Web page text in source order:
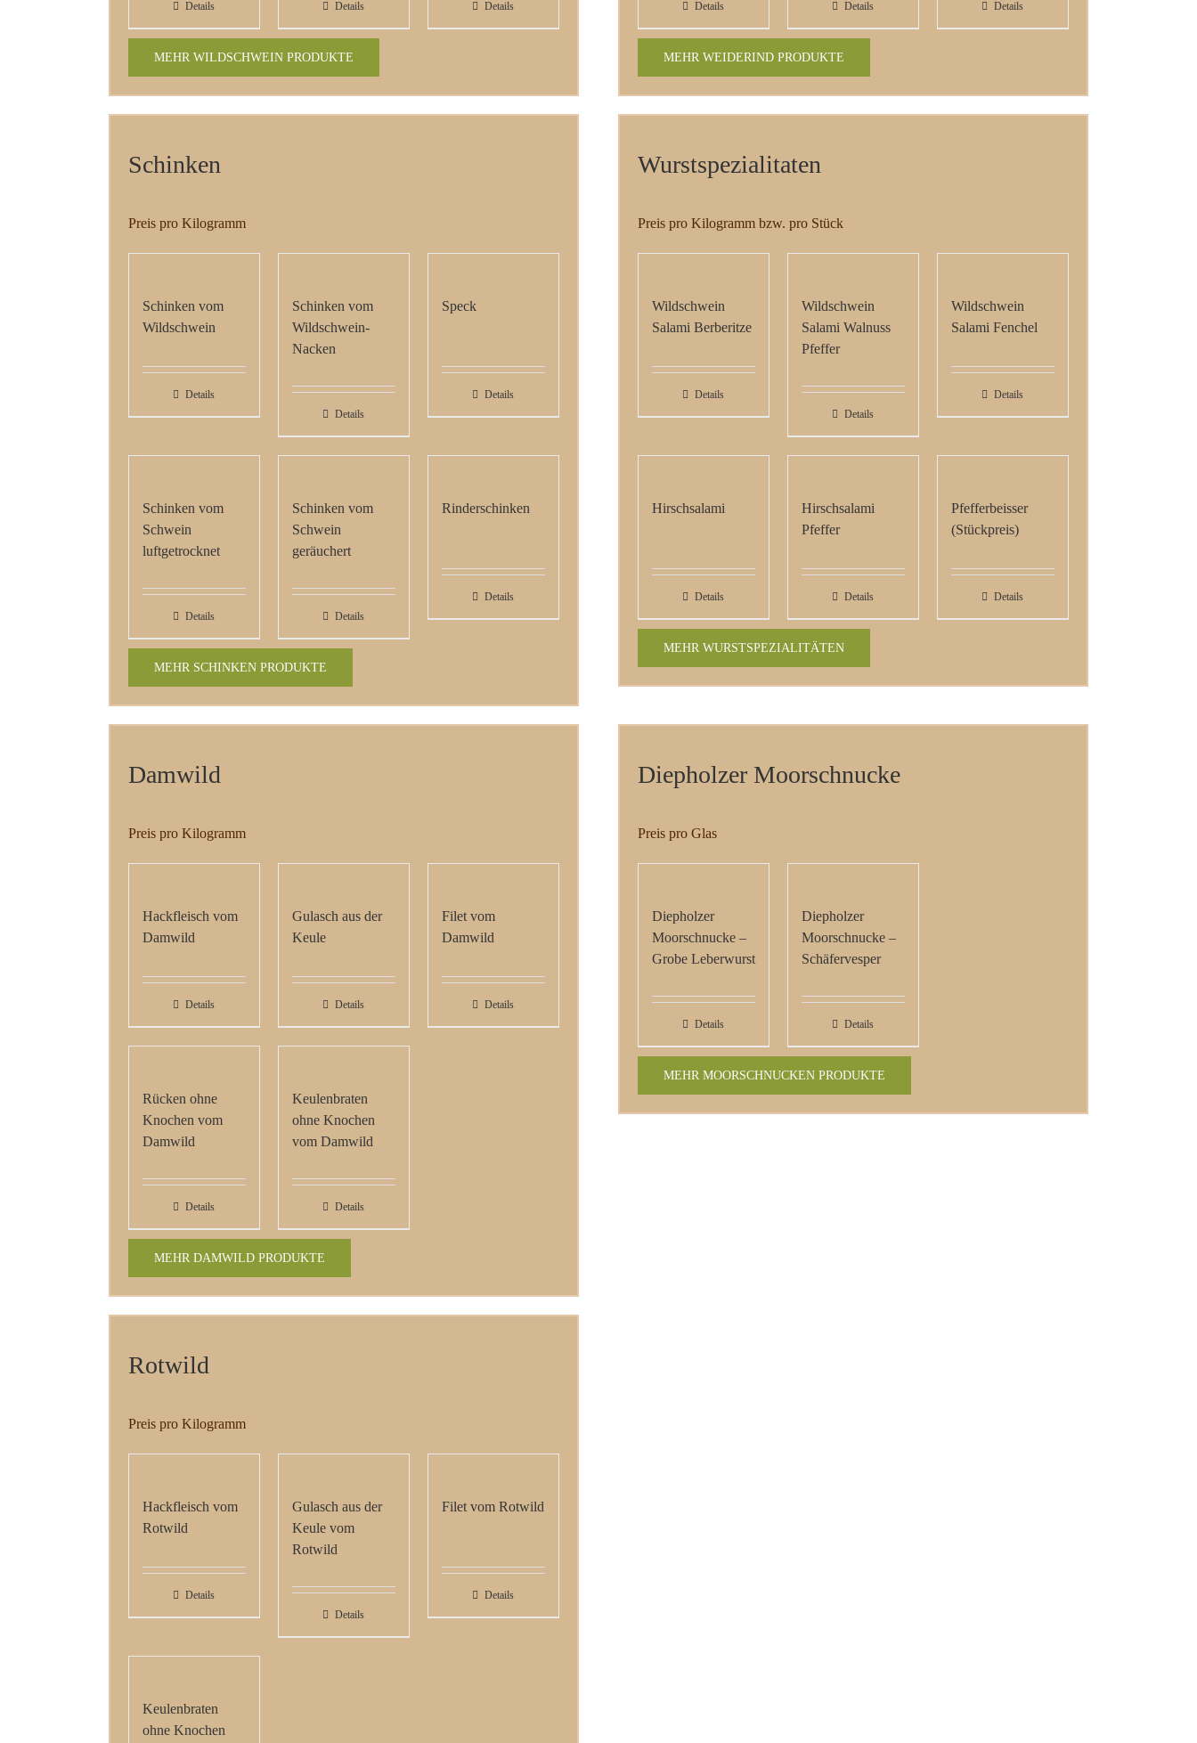
Details Details Details
MEHR WILDSCHWEIN PRODUKTE
Details Details Details
MEHR WEIDERIND PRODUKTE
Schinken
Preis pro Kilogramm
Schinken vom
Wildschwein
Details
Schinken vom
Wildschwein-
Nacken
Details
Speck
Details
Schinken vom
Schwein
luftgetrocknet
Details
Schinken vom
Schwein
geräuchert
Details
Rinderschinken
Details
MEHR SCHINKEN PRODUKTE
Wurstspezialitaten
Preis pro Kilogramm bzw. pro Stück
Wildschwein
Salami Berberitze
Details
Wildschwein
Salami Walnuss
Pfeffer
Details
Wildschwein
Salami Fenchel
Details
Hirschsalami
Details
Hirschsalami
Pfeffer
Details
Pfefferbeisser
(Stückpreis)
Details
MEHR WURSTSPEZIALITÄTEN
Damwild
Preis pro Kilogramm
Hackfleisch vom
Damwild
Details
Gulasch aus der
Keule
Details
Filet vom
Damwild
Details
Rücken ohne
Knochen vom
Damwild
Details
Keulenbraten
ohne Knochen
vom Damwild
Details
MEHR DAMWILD PRODUKTE
Diepholzer Moorschnucke
Preis pro Glas
Diepholzer
Moorschnucke –
Grobe Leberwurst
Details
Diepholzer
Moorschnucke –
Schäfervesper
Details
MEHR MOORSCHNUCKEN PRODUKTE
Rotwild
Preis pro Kilogramm
Hackfleisch vom
Rotwild
Details
Gulasch aus der
Keule vom
Rotwild
Details
Filet vom Rotwild
Details
Keulenbraten
ohne Knochen